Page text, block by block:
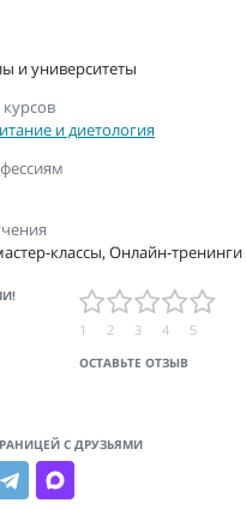
и университеты
и диетология
классы, Онлайн-тренинги
ОСТАВЬТЕ ОТЗЫВ
1 2 3 4 5
С ДРУЗЬЯМИ